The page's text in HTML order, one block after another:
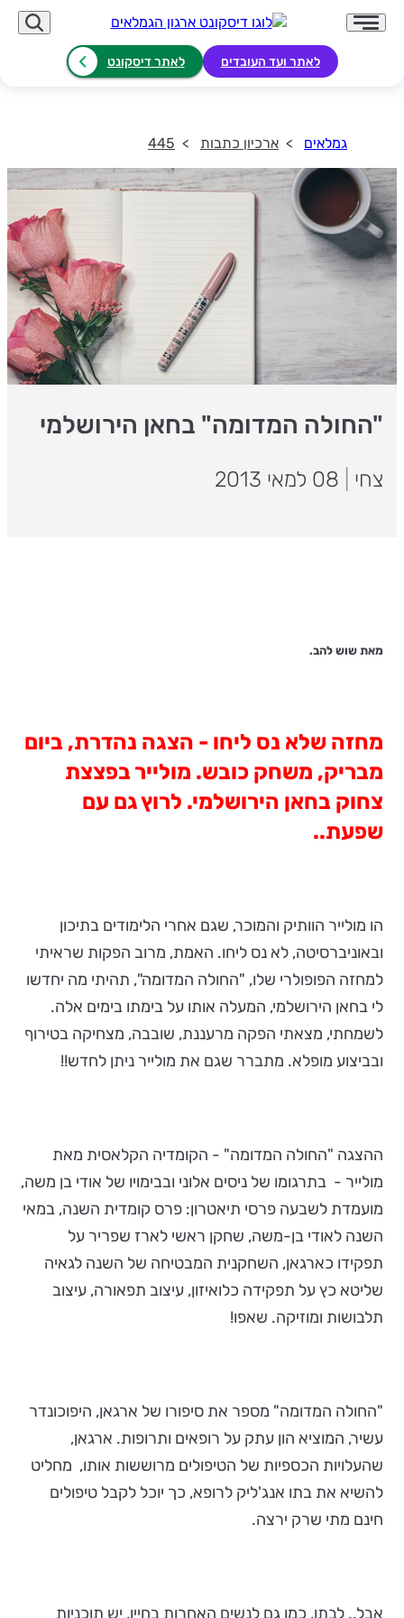
לאתר ועד העובדים לאתר דיסקונט
גמלאים ארכיון כתבות 445
"החולה המדומה" בחאן הירושלמי
צחי
מאת שוש להב.
מחזה שלא נס ליחו - הצגה נהדרת, ביום
מבריק, משחק כובש. מולייר בפצצת
צחוק בחאן הירושלמי. לרוץ גם עם
שפעת..
הו מולייר הוותיק והמוכר, שגם אחרי הלימודים בתיכון
ובאוניברסיטה, לא נס ליחו. האמת, מרוב הפקות שראיתי
למחזה הפופולרי שלו, "החולה המדומה", תהיתי מה יחדשו
לי בחאן הירושלמי, המעלה אותו על בימתו בימים אלה.
לשמחתי, מצאתי הפקה מרעננת, שובבה, מצחיקה בטירוף
ובביצוע מופלא. מתברר שגם את מולייר ניתן לחדש!!
ההצגה "החולה המדומה" - הקומדיה הקלאסית מאת
מולייר - בתרגומו של ניסים אלוני ובבימויו של אודי בן משה,
מועמדת לשבעה פרסי תיאטרון: פרס קומדית השנה, במאי
השנה לאודי בן-משה, שחקן ראשי לארז שפריר על
תפקידו כארגאן, השחקנית המבטיחה של השנה לגאיה
שליטא כץ על תפקידה כלואיזון, עיצוב תפאורה, עיצוב
תלבושות ומוזיקה. שאפו!
"החולה המדומה" מספר את סיפורו של ארגאן, היפוכונדר
עשיר, המוציא הון עתק על רופאים ותרופות. ארגאן,
שהעלויות הכספיות של הטיפולים מרוששות אותו, מחליט
להשיא את בתו אנג'ליק לרופא, כך יוכל לקבל טיפולים
חינם מתי שרק ירצה.
אבל.. לבתו, כמו גם לנשים האחרות בחייו, יש תוכניות